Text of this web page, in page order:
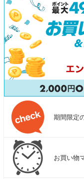
期間限定
お買い物